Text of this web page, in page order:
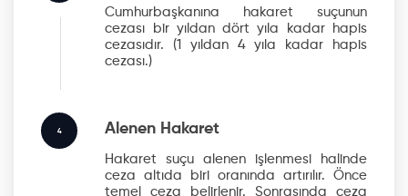
Cumhurbaşkanına hakaret suçunun
cezası bir yıldan dört yıla kadar hapis
cezasıdır. (1 yıldan 4 yıla kadar hapis
cezası.)
4 Alenen Hakaret
Hakaret suçu alenen işlenmesi halinde
ceza altıda biri oranında artırılır. Önce
temel ceza belirlenir. Sonrasında ceza